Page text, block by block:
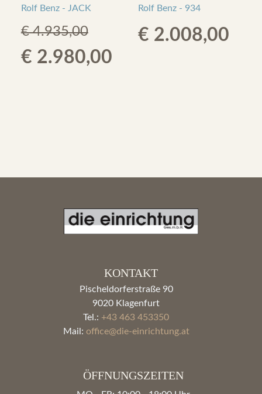
Rolf Benz - JACK
€4.935,00
Original
€ 2.980,00Current
Rolf Benz - 934
€ 2.008,00
KONTAKT
Pischeldorferstraße 90
9020 Klagenfurt
Tel.: +43 463 453350
Mail: office@die-einrichtung.at
ÖFFNUNGSZEITEN